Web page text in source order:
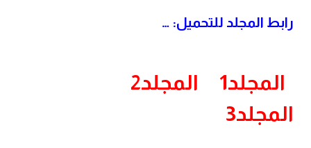
رابط المجلد للتحميل: …
المجلد1
المجلد2
المجلد3